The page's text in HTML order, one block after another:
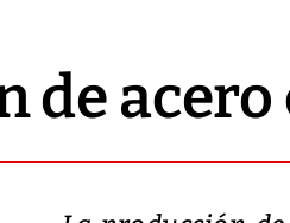
de acero